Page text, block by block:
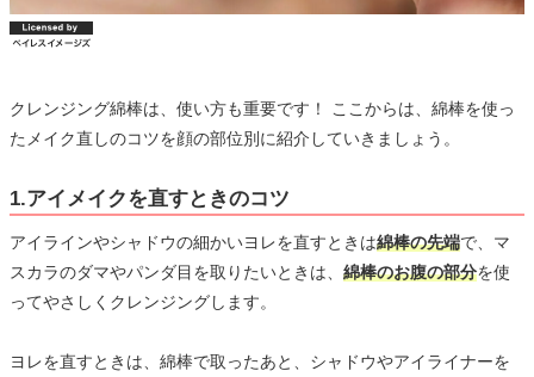
クレンジング綿棒は、使い方も重要です！ ここからは、綿棒を使っ
たメイク直しのコツを顔の部位別に紹介していきましょう。
1.アイメイクを直すときのコツ
アイラインやシャドウの細かいヨレを直すときは綿棒の先端で、マ
スカラのダマやパンダ目を取りたいときは、 綿棒のお腹の部分を使
ってやさしくクレンジングします。
ヨレを直すときは、綿棒で取ったあと、シャドウやアイライナーを